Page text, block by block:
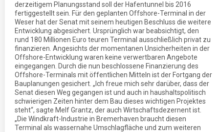
derzeitigem Planungsstand soll der Hafentunnel bis 2016
fertiggestellt sein. Für den geplanten Offshore-Terminal in der
Weser hat der Senat mit seinem heutigen Beschluss die weitere
Entwicklung abgesichert. Ursprünglich war beabsichtigt, den
rund 180 Millionen Euro teuren Terminal ausschließlich privat zu
finanzieren. Angesichts der momentanen Unsicherheiten in der
Offshore-Entwicklung waren keine verwertbaren Angebote
eingegangen. Durch die nun beschlossene Finanzierung des
Offshore-Terminals mit öffentlichen Mitteln ist der Fortgang der
Bauplanungen gesichert. „Ich freue mich sehr darüber, dass der
Senat diesen Weg gegangen ist und auch in haushaltspolitisch
schwierigen Zeiten hinter dem Bau dieses wichtigen Projektes
steht“, sagte Melf Grantz, der auch Wirtschaftsdezernent ist.
„Die Windkraft-Industrie in Bremerhaven braucht diesen
Terminal als wassernahe Umschlagfläche und zum weiteren